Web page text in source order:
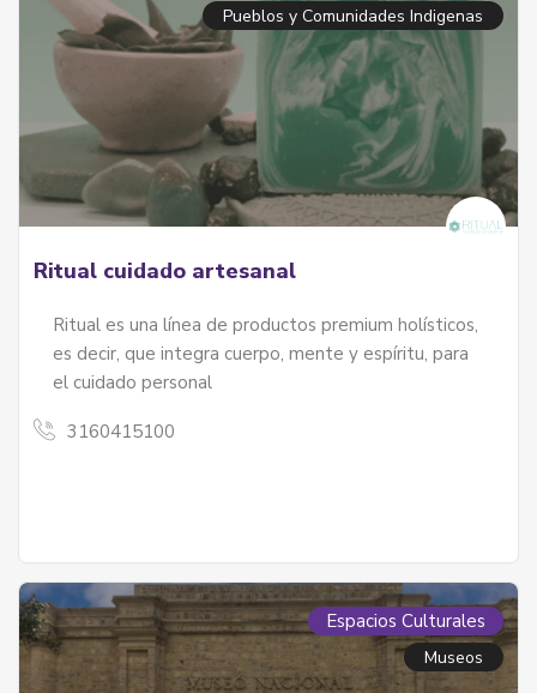
Pueblos y Comunidades Indigenas
Ritual cuidado artesanal
Ritual es una línea de productos premium holísticos,
es decir, que integra cuerpo, mente y espíritu, para
el cuidado personal
3160415100
Espacios Culturales
Museos